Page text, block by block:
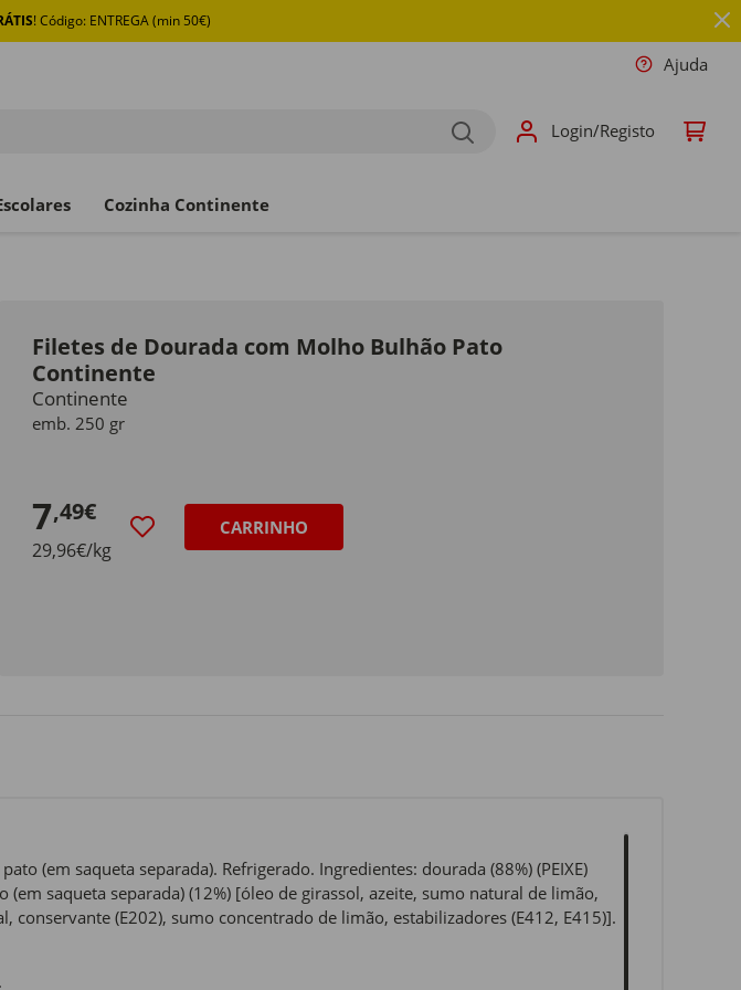
! Código: ENTREGA (min 50€)
Ajuda
Login/Registo
Cozinha Continente
Filetes de Dourada com Molho Bulhão Pato
Continente
Continente
emb. 250 gr
7,49€
29,96€/kg
CARRINHO
(em saqueta separada). Refrigerado. Ingredientes: dourada (88%) (PEIXE)
(em saqueta separada) (12%) [óleo de girassol, azeite, sumo natural de limão,
conservante (E202), sumo concentrado de limão, estabilizadores (E412, E415)].